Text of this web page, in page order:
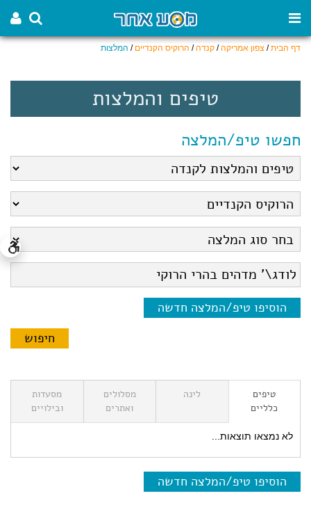
דף הבית/ צפון אמריקה/ קנדה/ הרוקיס הקנדיים / המלצות
טיפים והמלצות
חפשו טיפ/המלצה
הוסיפו טיפ/המלצה חדשה
טיפים
כלליים
לינה
מסלולים
ואתרים
מסעדות
ובילויים
לא נמצאו תוצאות...
הוסיפו טיפ/המלצה חדשה